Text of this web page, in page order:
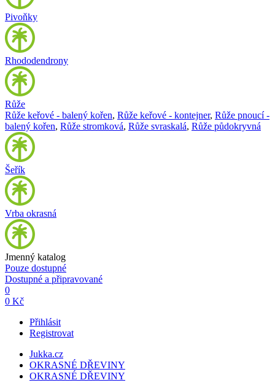
Pivoňky
Rhododendrony
Růže
Růže keřové - balený kořen, Růže keřové - kontejner, Růže pnoucí -
balený kořen, Růže stromková, Růže svraskalá, Růže půdokryvná
Šeřík
Vrba okrasná
Jmenný katalog
Pouze dostupné
Dostupné a připravované
0
0 Kč
Přihlásit
Registrovat
Jukka.cz
OKRASNÉ DŘEVINY
OKRASNÉ DŘEVINY